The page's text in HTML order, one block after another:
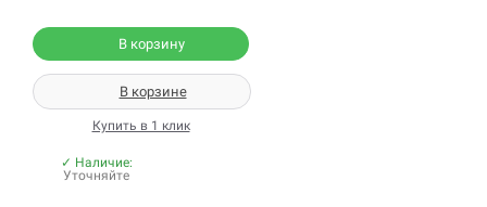
В корзину
В корзине
Купить в 1 клик
✓ Наличие:
Уточняйте